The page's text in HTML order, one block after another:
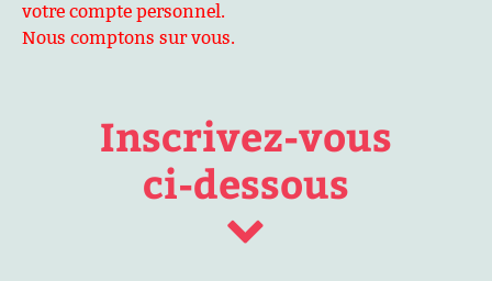
votre compte personnel.
Nous comptons sur vous.
Inscrivez-vous
ci-dessous